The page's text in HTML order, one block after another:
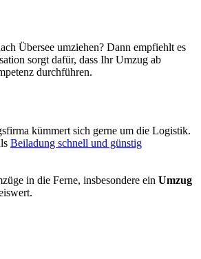
Übersee umziehen? Dann empfiehlt es
sorgt dafür, dass Ihr Umzug ab
durchführen.
kümmert sich gerne um die Logistik.
Beiladung schnell und günstig
in die Ferne, insbesondere ein Umzug